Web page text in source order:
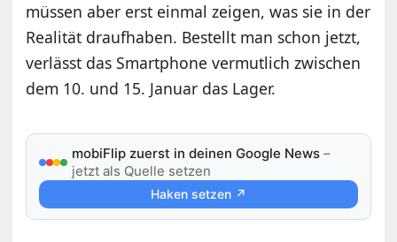
müssen aber erst einmal zeigen, was sie in der
Realität draufhaben. Bestellt man schon jetzt,
verlässt das Smartphone vermutlich zwischen
dem 10. und 15. Januar das Lager.
mobiFlip zuerst in deinen Google News –
jetzt als Quelle setzen
Haken setzen ↗